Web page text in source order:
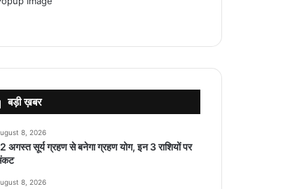
बड़ी ख़बर
8, 2026
अगस्त सूर्य ग्रहण से बनेगा ग्रहण योग, इन 3 राशियों पर
8, 2026